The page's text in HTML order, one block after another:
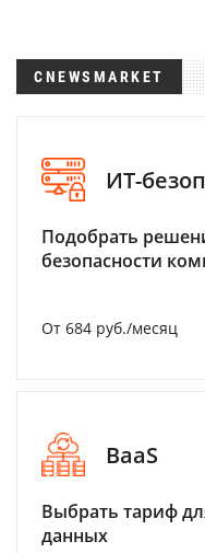
CNEWSMARKET
ИТ-
Подобрать
безопасности
От 684 руб./месяц
BaaS
Выбрать тариф
данных